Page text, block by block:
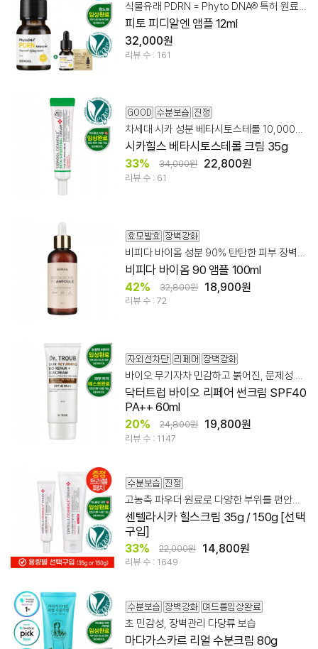
식물유래 PDRN = Phyto DNA® 특허 원료 99.96%
피토 피디알엔 앰플 12ml
32,000원
리뷰 수 : 161
차세대 시카 성분 베타시토스테롤 10,000ppm + 판테놀
시카힐스 베타시토스테롤 크림 35g
33% 34,000원 22,800원
리뷰 수 : 61
비피다 바이옴 성분 90% 탄탄한 피부 장벽 관리에 도움
비피다 바이옴 90 앰플 100ml
42% 32,800원 18,900원
리뷰 수 : 72
바이오 무기자차 민감하고 붉어진, 문제성 피부
닥터트럽 바이오 리페어 썬크림 SPF40
PA++ 60ml
20% 24,800원 19,800원
리뷰 수 : 1147
센텔라시카 힐스크림 35g / 150g [선택
구입]
33% 22,000원 14,800원
리뷰 수 : 1649
초 민감성, 장벽관리 다당류 보습
마다가스카르 리얼 수분크림 80g